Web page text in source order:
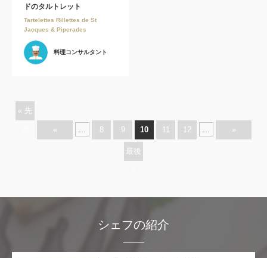
ドのタルトレット
Tartelettes Rillettes de St
Jacques & Piperades
料理コンサルタント
« 先
« 8 9 10 11 12 »
最後
シェフの紹介